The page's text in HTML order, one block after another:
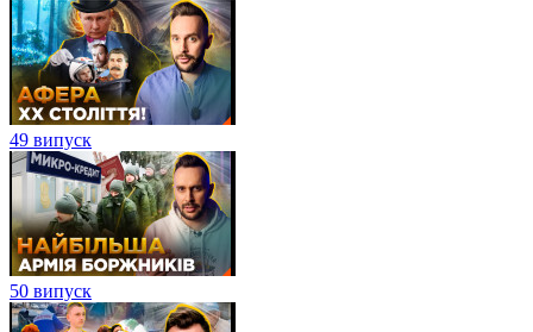
49 випуск
50 випуск